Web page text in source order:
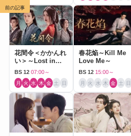
花間令＜かかんれ
い＞～Lost in
Love～
BS 12 07:00～
月 火 水 木 金 土 日
春花焔～Kill Me
Love Me～
BS 12 15:00～
月 火 水 木 金 土 日
前の記事